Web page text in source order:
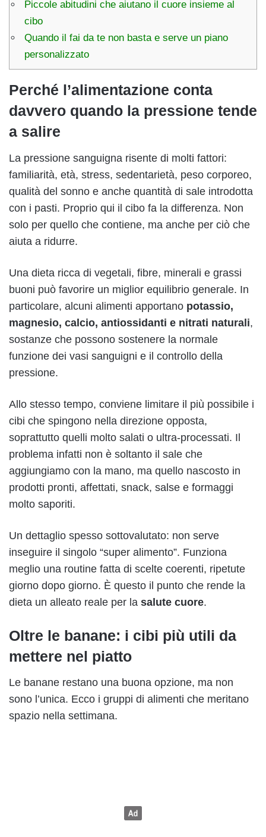
Piccole abitudini che aiutano il cuore insieme al
cibo
Quando il fai da te non basta e serve un piano
personalizzato
Perché l’alimentazione conta
davvero quando la pressione tende
a salire
La pressione sanguigna risente di molti fattori:
familiarità, età, stress, sedentarietà, peso corporeo,
qualità del sonno e anche quantità di sale introdotta
con i pasti. Proprio qui il cibo fa la differenza. Non
solo per quello che contiene, ma anche per ciò che
aiuta a ridurre.
Una dieta ricca di vegetali, fibre, minerali e grassi
buoni può favorire un miglior equilibrio generale. In
particolare, alcuni alimenti apportano potassio,
magnesio, calcio, antiossidanti e nitrati naturali,
sostanze che possono sostenere la normale
funzione dei vasi sanguigni e il controllo della
pressione.
Allo stesso tempo, conviene limitare il più possibile i
cibi che spingono nella direzione opposta,
soprattutto quelli molto salati o ultra-processati. Il
problema infatti non è soltanto il sale che
aggiungiamo con la mano, ma quello nascosto in
prodotti pronti, affettati, snack, salse e formaggi
molto saporiti.
Un dettaglio spesso sottovalutato: non serve
inseguire il singolo “super alimento”. Funziona
meglio una routine fatta di scelte coerenti, ripetute
giorno dopo giorno. È questo il punto che rende la
dieta un alleato reale per la salute cuore.
Oltre le banane: i cibi più utili da
mettere nel piatto
Le banane restano una buona opzione, ma non
sono l’unica. Ecco i gruppi di alimenti che meritano
spazio nella settimana.